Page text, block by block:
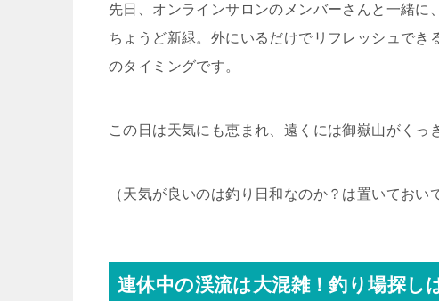
先日、オンラインサロンのメンバーさんと一緒
ちょうど新緑。外にいるだけでリフレッシュで
のタイミングです。
この日は天気にも恵まれ、遠くには御嶽山がくっ
（天気が良いのは釣り日和なのか？は置いておい
連休中の渓流は大混雑！釣り場探し